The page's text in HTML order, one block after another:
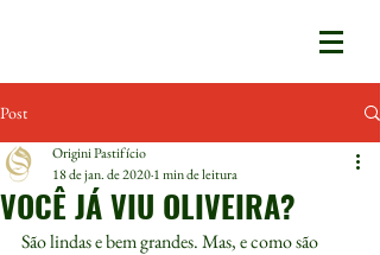
Post
VOCÊ JÁ VIU OLIVEIRA?
Origini Pastifício
18 de jan. de 20201 min de leitura
São lindas e bem grandes. Mas, e como são